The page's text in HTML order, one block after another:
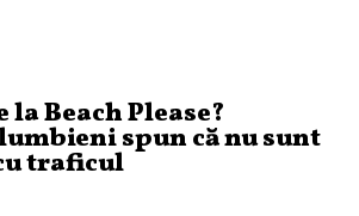
Beach Please?
spun că nu sunt
traficul